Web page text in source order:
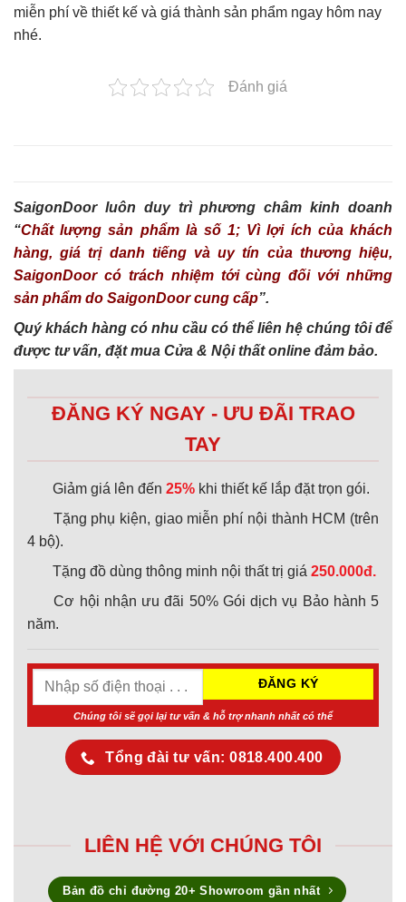
miễn phí về thiết kế và giá thành sản phẩm ngay hôm nay
nhé.
Đánh giá
SaigonDoor luôn duy trì phương châm kinh doanh
“Chất lượng sản phẩm là số 1; Vì lợi ích của khách
hàng, giá trị danh tiếng và uy tín của thương hiệu,
SaigonDoor có trách nhiệm tới cùng đối với những
sản phẩm do SaigonDoor cung cấp”.
Quý khách hàng có nhu cầu có thể liên hệ chúng tôi để
được tư vấn, đặt mua Cửa & Nội thất online đảm bảo.
ĐĂNG KÝ NGAY - ƯU ĐÃI TRAO
TAY
Giảm giá lên đến 25% khi thiết kế lắp đặt trọn gói.
Tặng phụ kiện, giao miễn phí nội thành HCM (trên
4 bộ).
Tặng đồ dùng thông minh nội thất trị giá 250.000đ.
Cơ hội nhận ưu đãi 50% Gói dịch vụ Bảo hành 5
năm.
Chúng tôi sẽ gọi lại tư vấn & hỗ trợ nhanh nhất có thể
Tổng đài tư vấn: 0818.400.400
LIÊN HỆ VỚI CHÚNG TÔI
Bản đồ chỉ đường 20+ Showroom gần nhất